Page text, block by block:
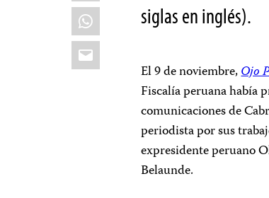
WhatsApp
Email
siglas en inglés).
El 9 de noviembre,Ojo
Fiscalía peruana había
comunicaciones de
periodista por sus
expresidente peruano
Belaunde.